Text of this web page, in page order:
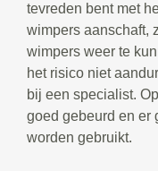
tevreden bent met
wimpers aanschaft,
wimpers weer te
het risico niet
bij een specialist.
goed gebeurd en er
worden gebruikt.